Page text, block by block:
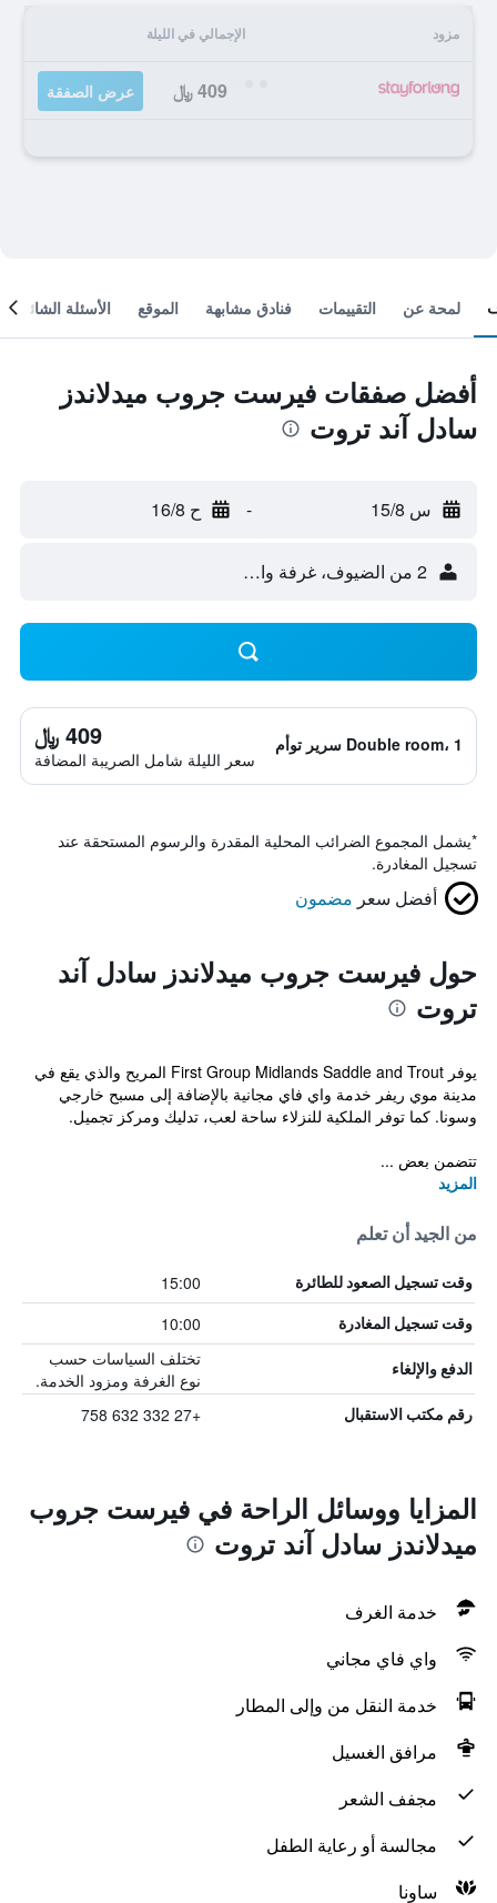
مزود الإجمالي في الليلة
409 ﷼ عرض الصفقة
لمحة عن التقييمات فنادق مشابهة الموقع الأسئلة الشائعة
أفضل صفقات فيرست جروب ميدلاندز
سادل آند تروت
س 15/8 - ح 16/8
2 من الضيوف، غرفة واحدة
Double room، 1 سرير توأم 409 ﷼
سعر الليلة شامل الصريبة المضافة
*يشمل المجموع الضرائب المحلية المقدرة والرسوم المستحقة عند
تسجيل المغادرة.
أفضل سعر مضمون
حول فيرست جروب ميدلاندز سادل آند
تروت
يوفر First Group Midlands Saddle and Trout المريح والذي يقع في
مدينة موي ريفر خدمة واي فاي مجانية بالإضافة إلى مسبح خارجي
وسونا. كما توفر الملكية للنزلاء ساحة لعب، تدليك ومركز تجميل.
تتضمن بعض ...
المزيد
من الجيد أن تعلم
وقت تسجيل الصعود للطائرة 15:00
وقت تسجيل المغادرة 10:00
الدفع والإلغاء
تختلف السياسات حسب
نوع الغرفة ومزود الخدمة.
رقم مكتب الاستقبال +27 332 632 758
المزايا ووسائل الراحة في فيرست جروب
ميدلاندز سادل آند تروت
خدمة الغرف
واي فاي مجاني
خدمة النقل من وإلى المطار
مرافق الغسيل
مجفف الشعر
مجالسة أو رعاية الطفل
ساونا